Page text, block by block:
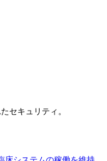
セキュリティ。